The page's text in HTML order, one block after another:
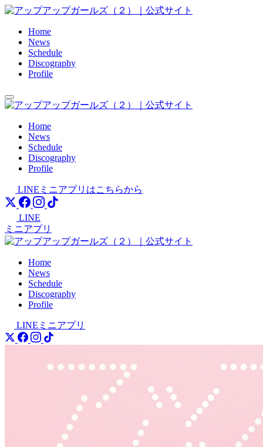
Skip
contentHome
News
Schedule
Discography
Profile
Home
News
Schedule
Discography
Profile
LINEミニアプリはこちらから
LINE
ミニアプリ
Home
News
Schedule
Discography
Profile
LINEミニアプリ